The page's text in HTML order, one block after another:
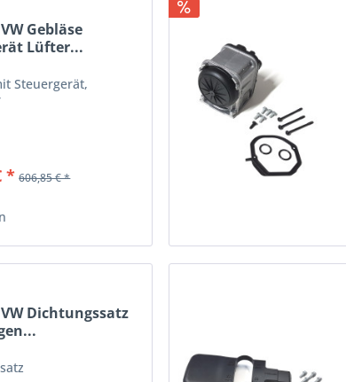
Gebläse
Lüfter...
Steuergerät,
* 606,85 € *
Dichtungssatz